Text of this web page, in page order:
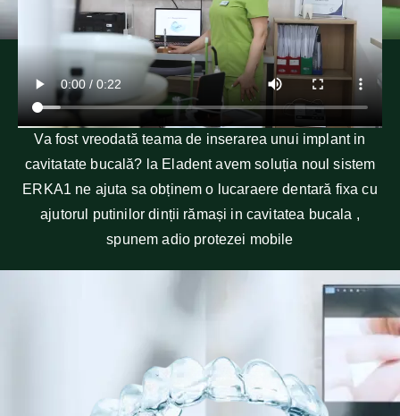
Va fost vreodată teama de inserarea unui implant in
cavitatate bucală? la Eladent avem soluția noul sistem
ERKA1 ne ajuta sa obținem o lucaraere dentară fixa cu
ajutorul putinilor dinții rămași in cavitatea bucala ,
spunem adio protezei mobile